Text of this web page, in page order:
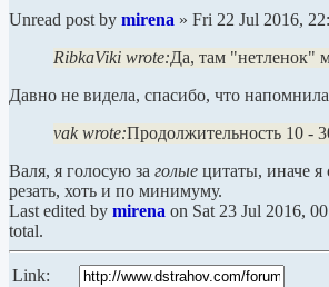
Unread post by mirena » Fri 22 Jul 2016,
RibkaViki wrote:Да, там "нетленок"
Давно не видела, спасибо, что напомнила
vak wrote:Продолжительность 10 -
Валя, я голосую за голые цитаты, иначе
резать, хоть и по минимуму.
Last edited by mirena on Sat 23 Jul 2016,
total.
Link: